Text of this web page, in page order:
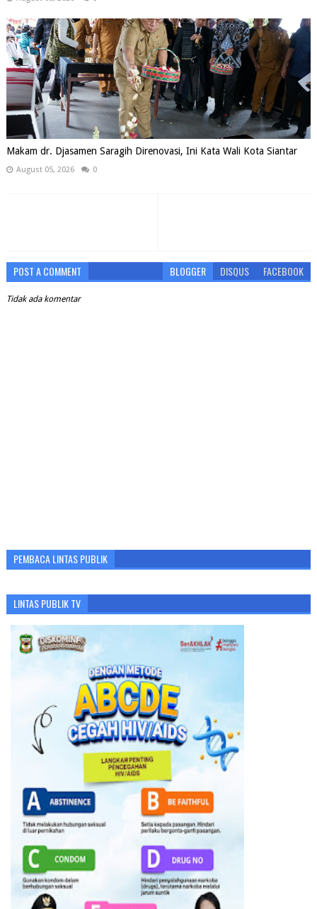
Makam dr. Djasamen Saragih Direnovasi, Ini Kata Wali Kota Siantar
August 05, 2026 0
POST A COMMENT BLOGGER DISQUS FACEBOOK
Tidak ada komentar
PEMBACA LINTAS PUBLIK
LINTAS PUBLIK TV